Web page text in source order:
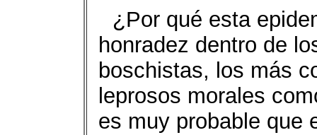
¿Por qué esta
honradez dentro de
boschistas, los más
leprosos morales
es muy probable que